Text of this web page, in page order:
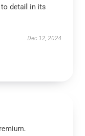
detail in its
Dec 12, 2024